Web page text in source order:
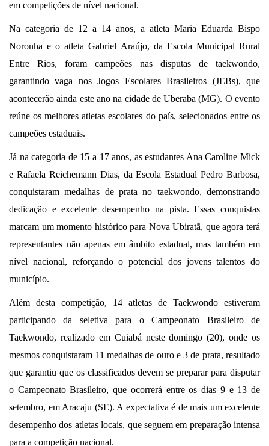
em competições de nível nacional.
Na categoria de 12 a 14 anos, a atleta Maria Eduarda Bispo
Noronha e o atleta Gabriel Araújo, da Escola Municipal Rural
Entre Rios, foram campeões nas disputas de taekwondo,
garantindo vaga nos Jogos Escolares Brasileiros (JEBs), que
acontecerão ainda este ano na cidade de Uberaba (MG). O evento
reúne os melhores atletas escolares do país, selecionados entre os
campeões estaduais.
Já na categoria de 15 a 17 anos, as estudantes Ana Caroline Mick
e Rafaela Reichemann Dias, da Escola Estadual Pedro Barbosa,
conquistaram medalhas de prata no taekwondo, demonstrando
dedicação e excelente desempenho na pista.Essas conquistas
marcam um momento histórico para Nova Ubiratã, que agora terá
representantes não apenas em âmbito estadual, mas também em
nível nacional, reforçando o potencial dos jovens talentos do
município.
Além desta competição, 14 atletas de Taekwondo estiveram
participando da seletiva para o Campeonato Brasileiro de
Taekwondo, realizado em Cuiabá neste domingo (20), onde os
mesmos conquistaram 11 medalhas de ouro e 3 de prata, resultado
que garantiu que os classificados devem se preparar para disputar
o Campeonato Brasileiro, que ocorrerá entre os dias 9 e 13 de
setembro, em Aracaju (SE). A expectativa é de mais um excelente
desempenho dos atletas locais, que seguem em preparação intensa
para a competição nacional.